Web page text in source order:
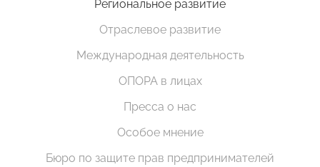
Региональное развитие
Отраслевое развитие
Международная деятельность
ОПОРА в лицах
Пресса о нас
Особое мнение
Бюро по защите прав предпринимателей